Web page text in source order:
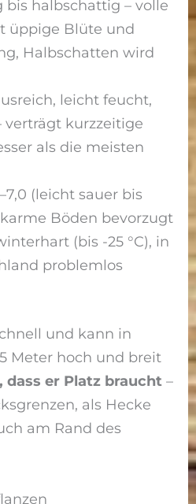
bis halbschattig – volle
üppige Blüte und
Halbschatten wird
leicht feucht,
verträgt kurzzeitige
als die meisten
(leicht sauer bis
Böden bevorzugt
(bis -25 °C), in
problemlos
und kann in
Meter hoch und breit
dass er Platz braucht –
als Hecke
am Rand des